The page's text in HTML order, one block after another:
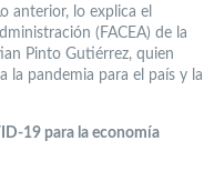
anterior, lo explica el
(FACEA) de la
Pinto Gutiérrez, quien
la pandemia para el país y la
19 para la economía